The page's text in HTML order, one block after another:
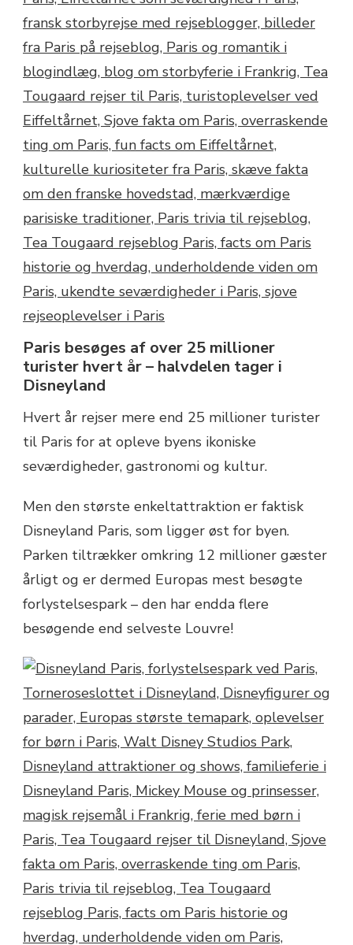
Paris besøges af over 25 millioner
turister hvert år – halvdelen tager i
Disneyland
Hvert år rejser mere end 25 millioner turister
til Paris for at opleve byens ikoniske
seværdigheder, gastronomi og kultur.
Men den største enkeltattraktion er faktisk
Disneyland Paris, som ligger øst for byen.
Parken tiltrækker omkring 12 millioner gæster
årligt og er dermed Europas mest besøgte
forlystelsespark – den har endda flere
besøgende end selveste Louvre!